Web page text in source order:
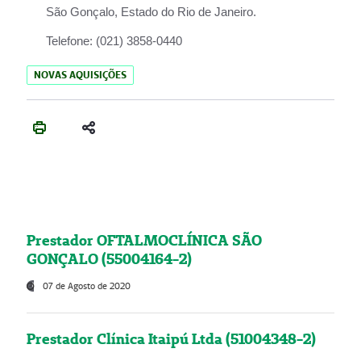
São Gonçalo, Estado do Rio de Janeiro.
Telefone: (021) 3858-0440
NOVAS AQUISIÇÕES
Prestador OFTALMOCLÍNICA SÃO
GONÇALO (55004164-2)
07 de Agosto de 2020
Prestador Clínica Itaipú Ltda (51004348-2)